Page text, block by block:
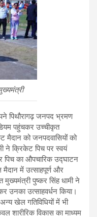
पिथौरागढ़ जनपद भ्रमण
पहुंचकर उच्चीकृत
मैदान को जनपदवासियों को
ने क्रिकेट पिच पर स्वयं
का औपचारिक उद्घाटन
में उत्साहपूर्ण और
पुष्कर सिंह धामी ने
उनका उत्साहवर्धन किया।
खेल गतिविधियों में भी
शारीरिक विकास का माध्यम